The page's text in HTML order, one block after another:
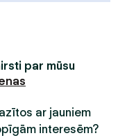
par mūsu
ar jauniem
interesēm?